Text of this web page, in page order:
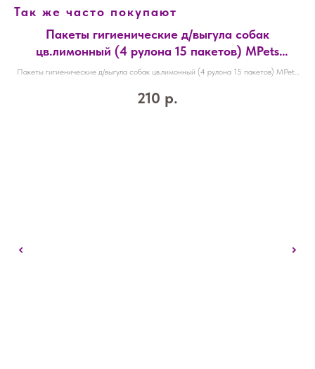
Так же часто покупают
Пакеты гигиенические д/выгула собак
цв.лимонный (4 рулона 15 пакетов) MPets
10100203
Пакеты гигиенические д/выгула собак цв.лимонный (4 рулона 15 пакетов) MPets
210 р.